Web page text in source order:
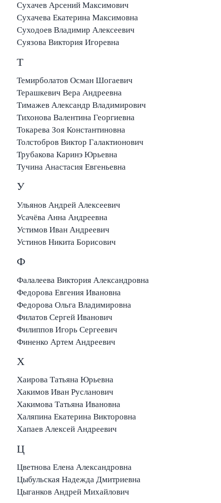
Сухачев Арсений Максимович
Сухачева Екатерина Максимовна
Суходоев Владимир Алексеевич
Суязова Виктория Игоревна
Т
Темирболатов Осман Шогаевич
Терашкевич Вера Андреевна
Тимажев Александр Владимирович
Тихонова Валентина Георгиевна
Токарева Зоя Константиновна
Толстобров Виктор Галактионович
Трубакова Каринэ Юрьевна
Тучина Анастасия Евгеньевна
У
Ульянов Андрей Алексеевич
Усачёва Анна Андреевна
Устимов Иван Андреевич
Устинов Никита Борисович
Ф
Фалалеева Виктория Александровна
Федорова Евгения Ивановна
Федорова Ольга Владимировна
Филатов Сергей Иванович
Филиппов Игорь Сергеевич
Финенко Артем Андреевич
Х
Хаирова Татьяна Юрьевна
Хакимов Иван Русланович
Хакимова Татьяна Ивановна
Халяпина Екатерина Викторовна
Хапаев Алексей Андреевич
Ц
Цветнова Елена Александровна
Цыбульская Надежда Дмитриевна
Цыганков Андрей Михайлович